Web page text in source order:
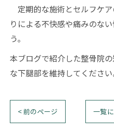
定期的な施術とセルフケ
りによる不快感や痛みのな
う。
本ブログで紹介した整骨院
な下腿部を維持してください
< 前のページ 一覧